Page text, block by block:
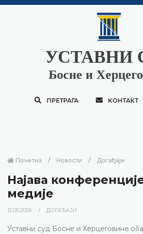
УСТАВНИ
Босне и
ПРЕТРАГА КОНТАКТ
Почетна Новости Догађаји
Најава
медије
12.05.2026. ДОГАЂАЈИ
Уставни суд Босне и Херцеговине